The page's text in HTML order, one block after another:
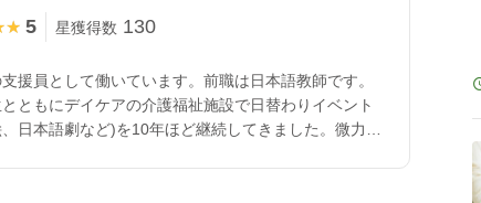
5 星獲得数 130
援員として働いています。前職は日本語教師です。
ともにデイケアの介護福祉施設で日替わりイベント
日本語劇など)を10年ほど継続してきました。微力な